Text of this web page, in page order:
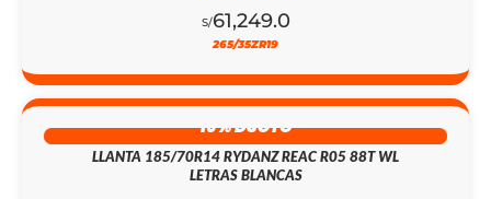
S/61,249.0
265/35ZR19
16% DSCTO
LLANTA 185/70R14 RYDANZ REAC R05 88T WL
LETRAS BLANCAS